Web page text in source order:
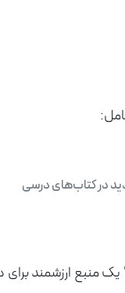
در کتاب‌های درسی
یک منبع ارزشمند